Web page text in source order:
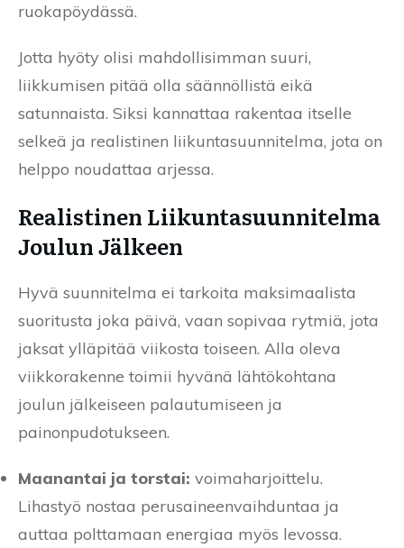
ruokapöydässä.
Jotta hyöty olisi mahdollisimman suuri,
liikkumisen pitää olla säännöllistä eikä
satunnaista. Siksi kannattaa rakentaa itselle
selkeä ja realistinen liikuntasuunnitelma, jota on
helppo noudattaa arjessa.
Realistinen Liikuntasuunnitelma
Joulun Jälkeen
Hyvä suunnitelma ei tarkoita maksimaalista
suoritusta joka päivä, vaan sopivaa rytmiä, jota
jaksat ylläpitää viikosta toiseen. Alla oleva
viikkorakenne toimii hyvänä lähtökohtana
joulun jälkeiseen palautumiseen ja
painonpudotukseen.
Maanantai ja torstai: voimaharjoittelu.
Lihastyö nostaa perusaineenvaihduntaa ja
auttaa polttamaan energiaa myös levossa.